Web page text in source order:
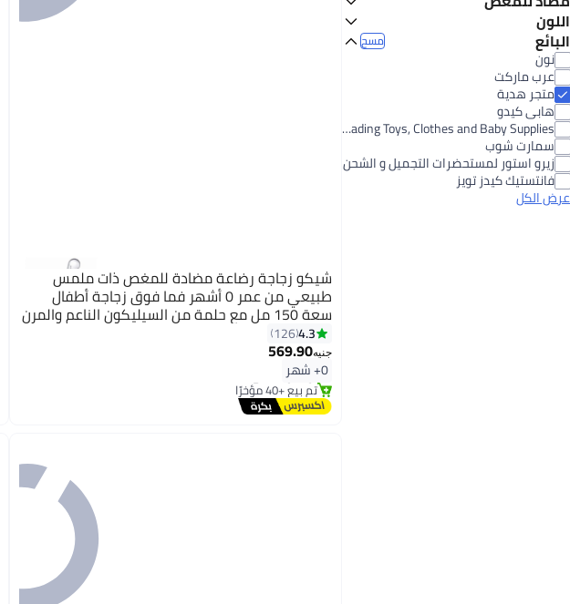
صانعي طعام الأطفال2.3
5 آخر 60 يوماً
لا
اللون
أبيض
متعدد الألوان
شفاف
أزرق
أخضر
برتقالي
فضي
البائع مسح
نون
عرب ماركت
متجر هدية
هابى كيدو
Our Kids for Trading Toys, Clothes and Baby Supplies
سمارت شوب
زيرو استور لمستحضرات التجميل و الشحن
فانتستيك كيدز تويز
عرض الكل
شيكو زجاجة رضاعة مضادة للمغص ذات ملمس
طبيعي من عمر 0 أشهر فما فوق زجاجة أطفال
سعة 150 مل مع حلمة من السيليكون الناعم والمرن
مناسبة للرضاعة الطبيعية المختلطة وتدفق بطيء
4.3
126
جنيه569.90
0+ شهر#4 في زجاجات الرضاعة
توصيل مجاني
تم بيع +40 مؤخرًا
#4 في زجاجات الرضاعة